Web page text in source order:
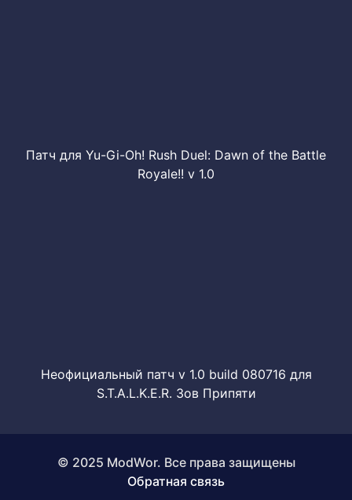
Патч для Yu-Gi-Oh! Rush Duel: Dawn of the Battle
Royale!! v 1.0
Неофициальный патч v 1.0 build 080716 для
S.T.A.L.K.E.R. Зов Припяти
© 2025 ModWor. Все права защищены
Обратная связь